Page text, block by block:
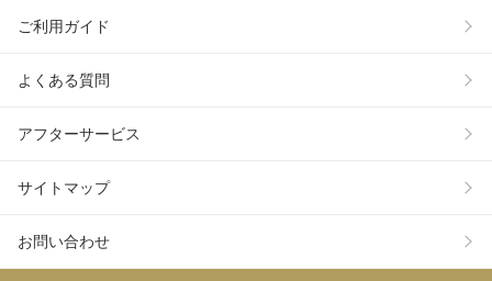
ご利用ガイド
よくある質問
アフターサービス
サイトマップ
お問い合わせ